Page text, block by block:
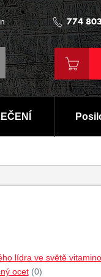
774
lídra ve světě
ocet (0)